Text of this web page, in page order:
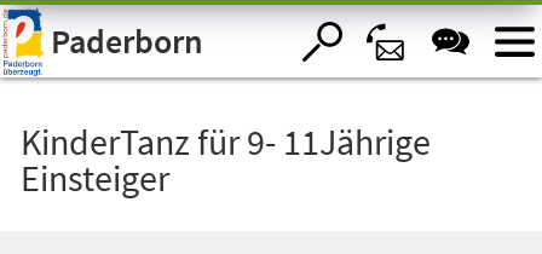
Visuelle
Assistenzsoftware
öffnen.Paderborn
KinderTanz für 9- 11Jährige
Einsteiger